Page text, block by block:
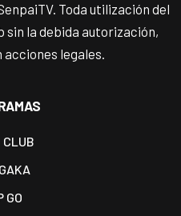
Toda utilización del
sin la debida autorización,
legales.
CLUB
GO